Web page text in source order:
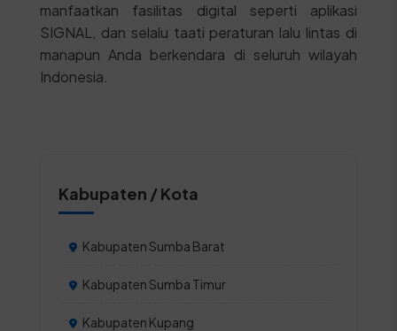
manfaatkan fasilitas digital seperti aplikasi
SIGNAL, dan selalu taati peraturan lalu lintas di
manapun Anda berkendara di seluruh wilayah
Indonesia.
Kabupaten / Kota
Kabupaten Sumba Barat
Kabupaten Sumba Timur
Kabupaten Kupang